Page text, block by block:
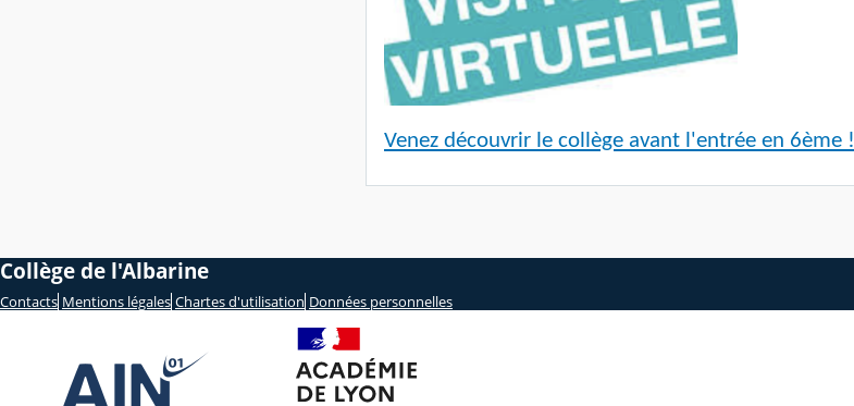
Venez découvrir le collège avant l'entrée en 6ème !
Collège de l'Albarine
Contacts Mentions légales Chartes d'utilisation Données personnelles